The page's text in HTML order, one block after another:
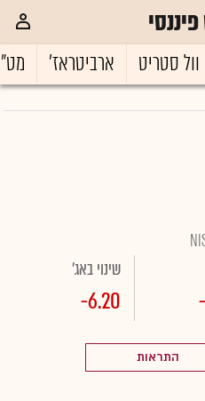
וול סטריט ארביטראז'
שינוי באג'
-6.20
התראות